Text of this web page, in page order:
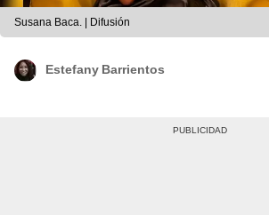
Susana Baca. | Difusión
Estefany Barrientos